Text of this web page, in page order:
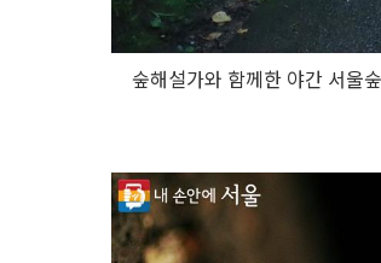
숲해설가와 함께한 야간 서울